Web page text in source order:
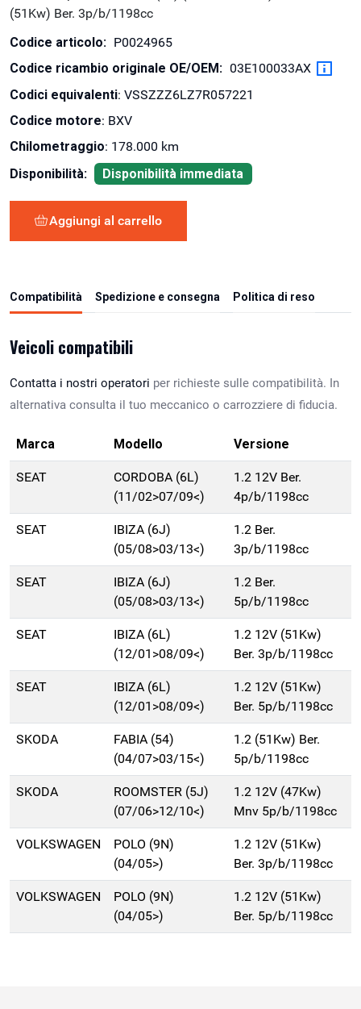
(51Kw) Ber. 3p/b/1198cc
Codice articolo: P0024965
Codice ricambio originale OE/OEM: 03E100033AX
Codici equivalenti: VSSZZZ6LZ7R057221
Codice motore: BXV
Chilometraggio: 178.000 km
Disponibilità:
Disponibilità immediata
Aggiungi al carrello
Compatibilità Spedizione e consegna Politica di reso
Veicoli compatibili
Contatta i nostri operatori per richieste sulle compatibilità. In
alternativa consulta il tuo meccanico o carrozziere di fiducia.
Marca Modello Versione
SEAT
CORDOBA (6L)
(11/02>07/09<)
1.2 12V Ber.
4p/b/1198cc
SEAT
IBIZA (6J)
(05/08>03/13<)
1.2 Ber.
3p/b/1198cc
SEAT
IBIZA (6J)
(05/08>03/13<)
1.2 Ber.
5p/b/1198cc
SEAT
IBIZA (6L)
(12/01>08/09<)
1.2 12V (51Kw)
Ber. 3p/b/1198cc
SEAT
IBIZA (6L)
(12/01>08/09<)
1.2 12V (51Kw)
Ber. 5p/b/1198cc
SKODA
FABIA (54)
(04/07>03/15<)
1.2 (51Kw) Ber.
5p/b/1198cc
SKODA
ROOMSTER (5J)
(07/06>12/10<)
1.2 12V (47Kw)
Mnv 5p/b/1198cc
VOLKSWAGEN
POLO (9N)
(04/05>)
1.2 12V (51Kw)
Ber. 3p/b/1198cc
VOLKSWAGEN
POLO (9N)
(04/05>)
1.2 12V (51Kw)
Ber. 5p/b/1198cc